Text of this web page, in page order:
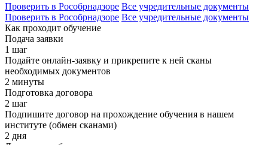
Проверить в Рособрнадзоре Все учредительные документы
Проверить в Рособрнадзоре Все учредительные документы
Как проходит обучение
Подача заявки
1 шаг
Подайте онлайн-заявку и прикрепите к ней сканы
необходимых документов
2 минуты
Подготовка договора
2 шаг
Подпишите договор на прохождение обучения в нашем
институте (обмен сканами)
2 дня